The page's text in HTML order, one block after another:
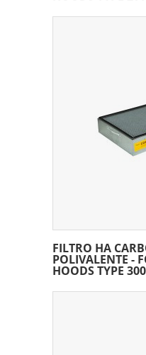
FILTRO HA
POLIVALENTE -
HOODS TYPE